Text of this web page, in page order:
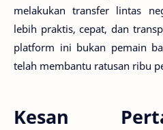
melakukan transfer lintas
lebih praktis, cepat, dan
platform ini bukan pemain
telah membantu ratusan ribu
Kesan